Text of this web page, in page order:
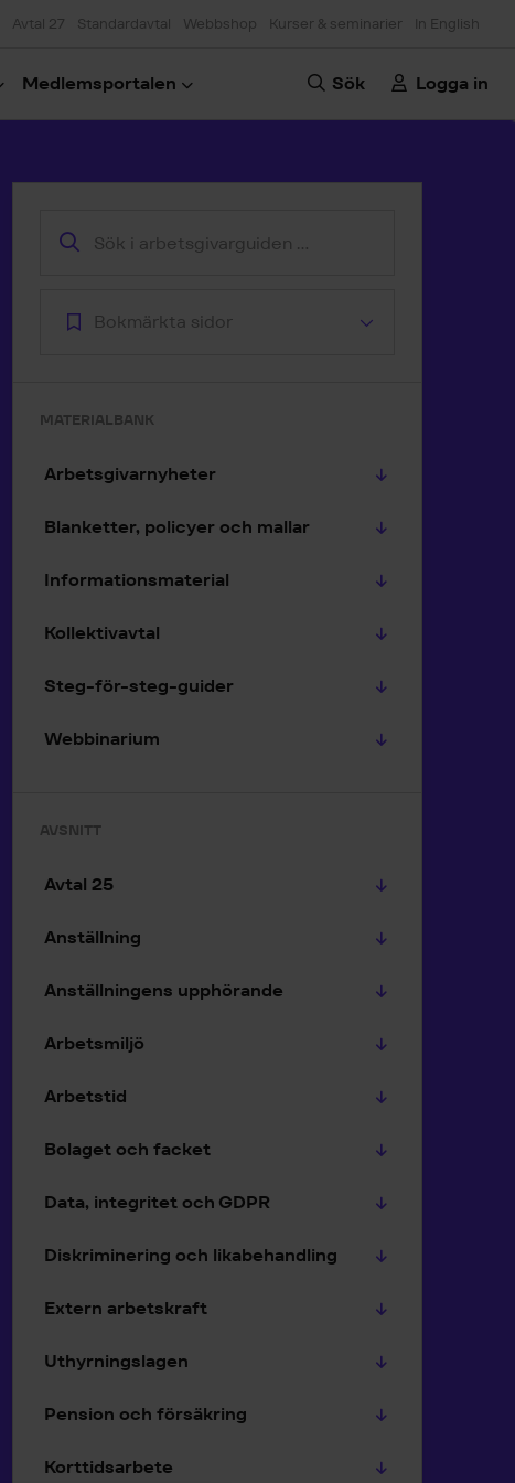
Avtal 27 Standardavtal Webbshop Kurser & seminarier In English
Medlemsportalen Sök Logga in
Bokmärkta sidor
MATERIALBANK
Arbetsgivarnyheter
Blanketter, policyer och mallar
Informationsmaterial
Kollektivavtal
Steg-för-steg-guider
Webbinarium
AVSNITT
Avtal 25
Anställning
Anställningens upphörande
Arbetsmiljö
Arbetstid
Bolaget och facket
Data, integritet och GDPR
Diskriminering och likabehandling
Extern arbetskraft
Uthyrningslagen
Pension och försäkring
Korttidsarbete